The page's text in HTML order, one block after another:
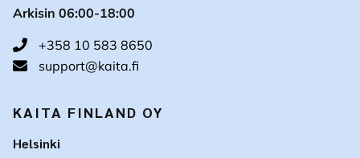
Arkisin 06:00-18:00
+358 10 583 8650
support@kaita.fi
KAITA FINLAND OY
Helsinki